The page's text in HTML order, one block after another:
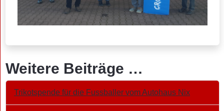
Weitere Beiträge …
Trikotspende für die Fussballer vom Autohaus Nix